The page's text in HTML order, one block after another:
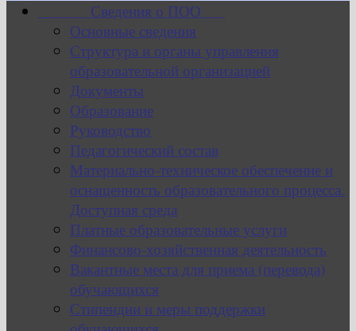
Сведения о ПОО
Основные сведения
Структура и органы управления
образовательной организацией
Документы
Образование
Руководство
Педагогический состав
Материально-техническое обеспечение и
оснащенность образовательного процесса.
Доступная среда
Платные образовательные услуги
Финансово-хозяйственная деятельность
Вакантные места для приема (перевода)
обучающихся
Стипендии и меры поддержки